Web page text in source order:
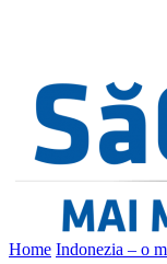
Home Indonezia – o